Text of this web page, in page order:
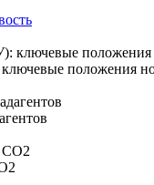
положения